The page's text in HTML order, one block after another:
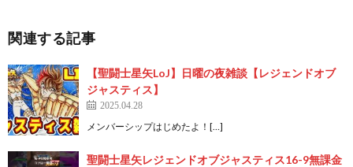
関連する記事
【聖闘士星矢LoJ】日曜の夜雑談【レジェンドオブ
ジャスティス】
2025.04.28
メンバーシップはじめたよ！[…]
聖闘士星矢レジェンドオブジャスティス16-9無課金